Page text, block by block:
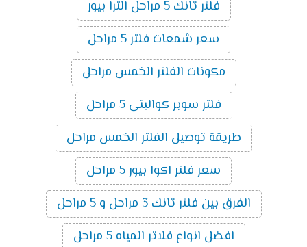
فلتر تانك 5 مراحل الترا بيور
سعر شمعات فلتر 5 مراحل
مكونات الفلتر الخمس مراحل
فلتر سوبر كواليتى 5 مراحل
طريقة توصيل الفلتر الخمس مراحل
سعر فلتر اكوا بيور 5 مراحل
الفرق بين فلتر تانك 3 مراحل و 5 مراحل
افضل انواع فلاتر المياه 5 مراحل